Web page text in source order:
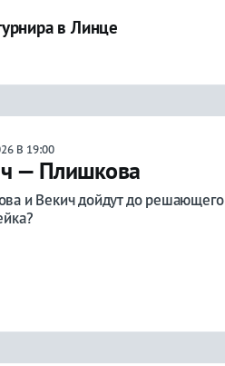
в Линце
В 19:00
— Плишкова
и Векич дойдут до решающего